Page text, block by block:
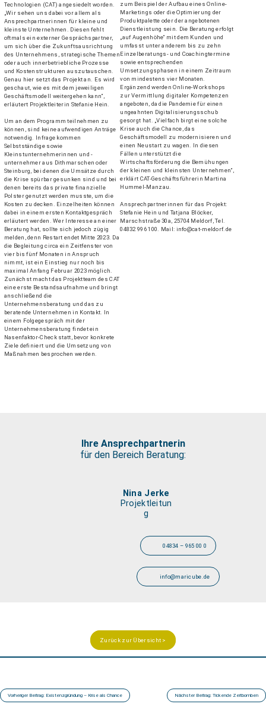
Technologien (CAT) angesiedelt worden.
„Wir sehen uns dabei vor allem als
Ansprechpartnerinnen für kleine und
kleinste Unternehmen. Diesen fehlt
oftmals ein externer Gesprächspartner,
um sich über die Zukunftsausrichtung
des Unternehmens, strategische Themen
oder auch innerbetriebliche Prozesse
und Kostenstrukturen auszutauschen.
Genau hier setzt das Projekt an. Es wird
geschaut, wie es mit dem jeweiligen
Geschäftsmodell weitergehen kann“,
erläutert Projektleiterin Stefanie Hein.
Um an dem Programm teilnehmen zu
können, sind keine aufwendigen Anträge
notwendig. Infrage kommen
Selbstständige sowie
Kleinstunternehmerinnen und -
unternehmer aus Dithmarschen oder
Steinburg, bei denen die Umsätze durch
die Krise spürbar gesunken sind und bei
denen bereits das private finanzielle
Polster genutzt werden musste, um die
Kosten zu decken. Einzelheiten können
dabei in einem ersten Kontaktgespräch
erläutert werden. Wer Interesse an einer
Beratung hat, sollte sich jedoch zügig
melden, denn Restart endet Mitte 2023. Da
die Begleitung circa ein Zeitfenster von
vier bis fünf Monaten in Anspruch
nimmt, ist ein Einstieg nur noch bis
maximal Anfang Februar 2023 möglich.
Zunächst macht das Projektteam des CAT
eine erste Bestandsaufnahme und bringt
anschließend die
Unternehmensberatung und das zu
beratende Unternehmen in Kontakt. In
einem Folgegespräch mit der
Unternehmensberatung findet ein
Nasenfaktor-Check statt, bevor konkrete
Ziele definiert und die Umsetzung von
Maßnahmen besprochen werden.
zum Beispiel der Aufbau eines Online-
Marketings oder die Optimierung der
Produktpalette oder der angebotenen
Dienstleistung sein. Die Beratung erfolgt
„auf Augenhöhe“ mit dem Kunden und
umfasst unter anderem bis zu zehn
Einzelberatungs- und Coachingtermine
sowie entsprechenden
Umsetzungsphasen in einem Zeitraum
von mindestens vier Monaten.
Ergänzend werden Online-Workshops
zur Vermittlung digitaler Kompetenzen
angeboten, da die Pandemie für einen
ungeahnten Digitalisierungsschub
gesorgt hat. „Vielfach birgt eine solche
Krise auch die Chance, das
Geschäftsmodell zu modernisieren und
einen Neustart zu wagen. In diesen
Fällen unterstützt die
Wirtschaftsförderung die Bemühungen
der kleinen und kleinsten Unternehmen“,
erklärt CAT-Geschäftsführerin Martina
Hummel-Manzau.
Ansprechpartnerinnen für das Projekt:
Stefanie Hein und Tatjana Blöcker,
Marschstraße 30a, 25704 Meldorf, Tel.
04832 996 100. Mail: info@cat-meldorf.de
Ihre Ansprechpartnerin
für den Bereich Beratung:
Nina Jerke
Projektleitun
g
04834 – 965 00 0
info@maricube.de
Zurück zur Übersicht >
Beitragsnavigation
Vorheriger Beitrag: Existenzgründung – Krise als Chance Nächster Beitrag: Tickende Zeitbomben